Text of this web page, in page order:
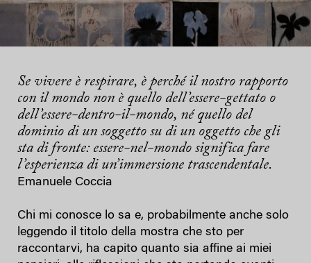
Se vivere è respirare, è perché il nostro rapporto
con il mondo non è quello dell’essere-gettato o
dell’essere-dentro-il-mondo, né quello del
dominio di un soggetto su di un oggetto che gli
sta di fronte: essere-nel-mondo significa fare
l’esperienza di un’immersione trascendentale.
Emanuele Coccia
Chi mi conosce lo sa e, probabilmente anche solo
leggendo il titolo della mostra che sto per
raccontarvi, ha capito quanto sia affine ai miei